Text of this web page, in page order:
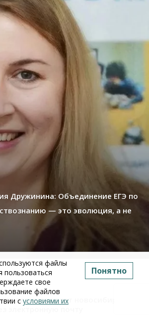
Дружинина: Объединение ЕГЭ по
— это эволюция, а не
ПроБизнес
опять атакуют новосибирские
электронную почту
файлы
свое
файлов
с условиями их
Понятно